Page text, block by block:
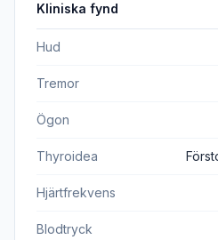
Kliniska fynd
Hud
Tremor
Ögon
Thyroidea
Hjärtfrekvens
Blodtryck